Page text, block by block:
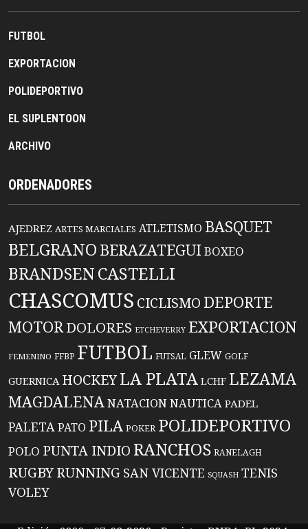
FUTBOL
EXPORTACION
POLIDEPORTIVO
EL SUPLENTOON
ARCHIVO
ORDENADORES
AJEDREZ ARTES MARCIALES ATLETISMO BASQUET
BELGRANO BERAZATEGUIBOXEO
BRANDSENCASTELLI
CHASCOMUS CICLISMO DEPORTE
MOTORDOLORES ETCHEVERRY EXPORTACION
FEMENINO FFBP FUTBOL FUTSAL GLEW GOLF
GUERNICA HOCKEYLA PLATA LCHF LEZAMA
MAGDALENANATACIONNAUTICA PADEL
PALETAPATO PILA POKER POLIDEPORTIVO
POLO PUNTA INDIO RANCHOS RANELAGH
RUGBYRUNNING SAN VICENTE SQUASH TENIS
VOLEY